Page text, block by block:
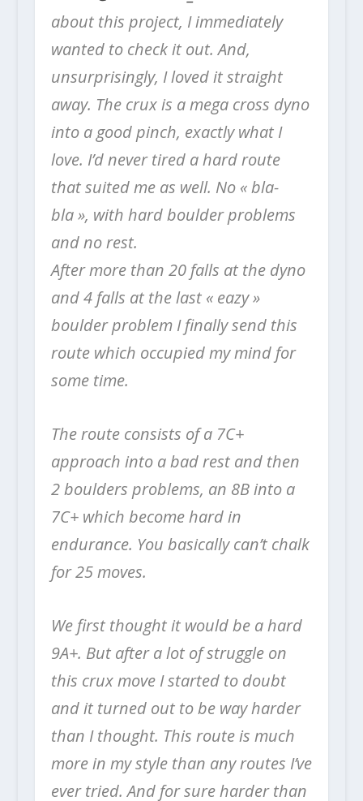
about this project, I immediately
wanted to check it out. And,
unsurprisingly, I loved it straight
away. The crux is a mega cross dyno
into a good pinch, exactly what I
love. I’d never tired a hard route
that suited me as well. No « bla-
bla », with hard boulder problems
and no rest.
After more than 20 falls at the dyno
and 4 falls at the last « eazy »
boulder problem I finally send this
route which occupied my mind for
some time.
The route consists of a 7C+
approach into a bad rest and then
2 boulders problems, an 8B into a
7C+ which become hard in
endurance. You basically can’t chalk
for 25 moves.
We first thought it would be a hard
9A+. But after a lot of struggle on
this crux move I started to doubt
and it turned out to be way harder
than I thought. This route is much
more in my style than any routes I’ve
ever tried. And for sure harder than